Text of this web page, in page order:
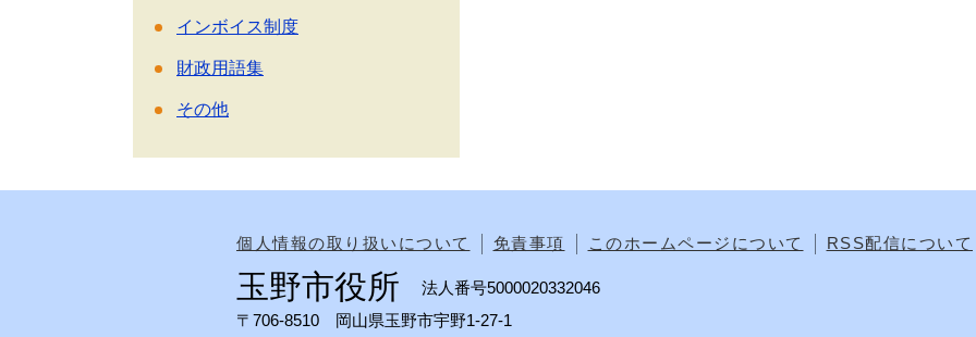
インボイス制度
財政用語集
その他
個人情報の取り扱いについて 免責事項 このホームページについて RSS配信について
玉野市役所
法人番号5000020332046
〒706-8510 岡山県玉野市宇野1-27-1